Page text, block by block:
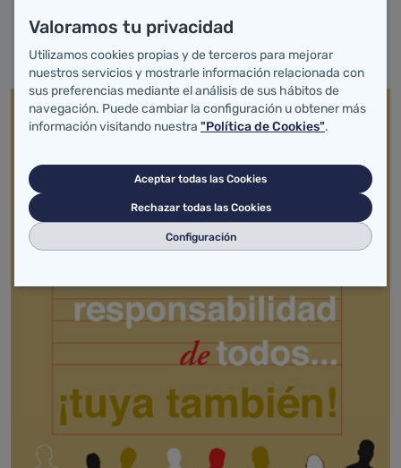
vigente, y cualquier otra análoga a las
anteriores.
Valoramos tu privacidad
Utilizamos cookies propias y de terceros para mejorar
nuestros servicios y mostrarle información relacionada con
sus preferencias mediante el análisis de sus hábitos de
navegación. Puede cambiar la configuración u obtener más
información visitando nuestra "Política de Cookies".
Aceptar todas las Cookies
Rechazar todas las Cookies
Configuración